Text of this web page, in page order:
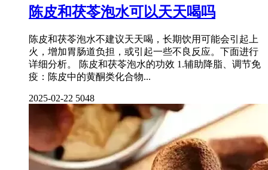
陈皮和茯苓泡水可以天天喝吗
陈皮和茯苓泡水不建议天天喝，长期饮用可能会引起上
火，增加胃肠道负担，或引起一些不良反应。下面进行
详细分析。 陈皮和茯苓泡水的功效 1.辅助降脂、调节免
疫：陈皮中的黄酮类化合物...
2025-02-22 5048